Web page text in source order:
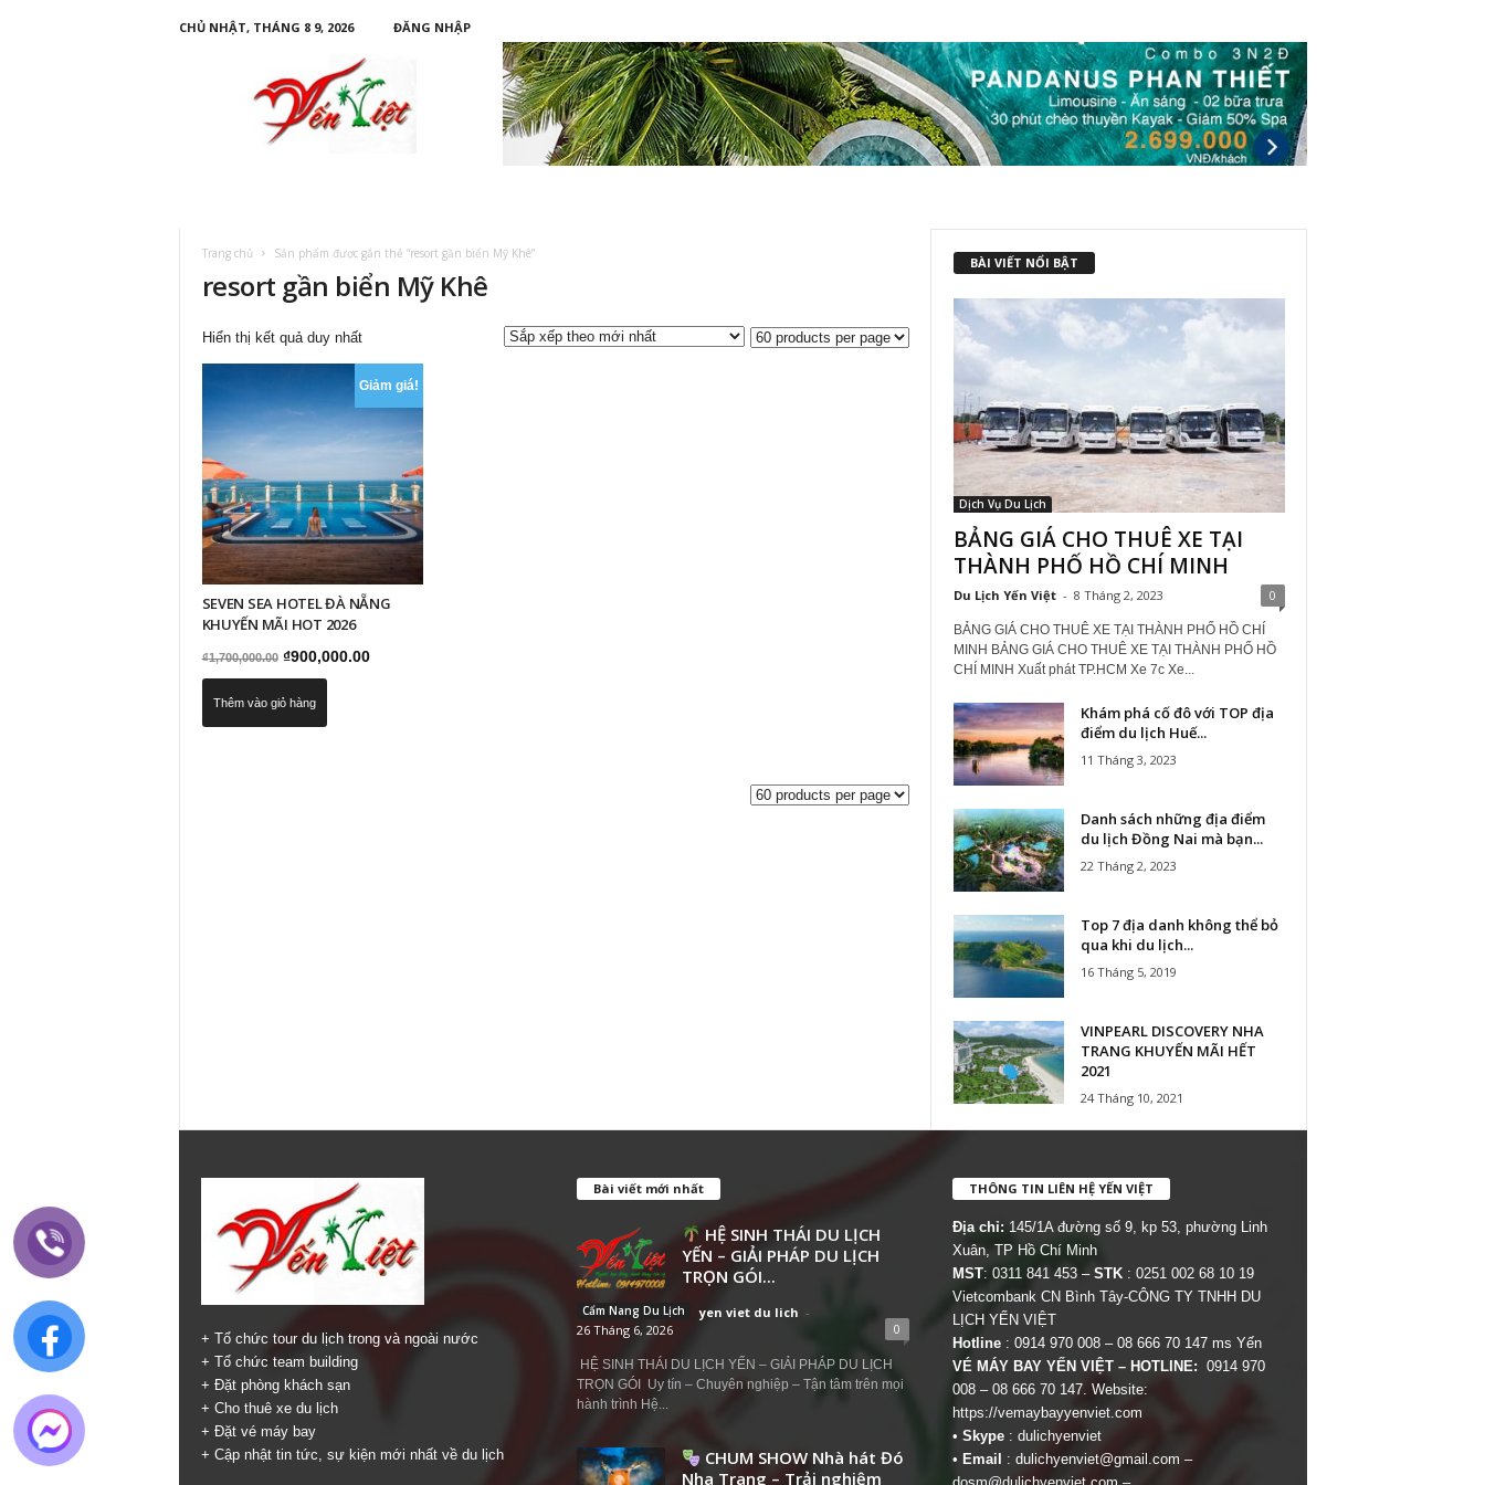
CHỦ NHẬT, THÁNG 8 9, 2026
ĐĂNG NHẬP
Trang chủ Sản phẩm được gắn thẻ “resort gần biển Mỹ Khê”
resort gần biển Mỹ Khê
Hiển thị kết quả duy nhất
Giảm giá!
SEVEN SEA HOTEL ĐÀ NẴNG
KHUYẾN MÃI HOT 2026
₫1,700,000.00 Giá
gốc
là:
₫900,000.00Giá
Thêm vào giỏ hàng
BÀI VIẾT NỔI BẬT
Dịch Vụ Du Lịch
BẢNG GIÁ CHO THUÊ XE TẠI
THÀNH PHỐ HỒ CHÍ MINH
Du Lịch Yến Việt - 8 Tháng 2, 2023 0
BẢNG GIÁ CHO THUÊ XE TẠI THÀNH PHỐ HỒ CHÍ
MINH BẢNG GIÁ CHO THUÊ XE TẠI THÀNH PHỐ HỒ
CHÍ MINH Xuất phát TP.HCM Xe 7c Xe...
Khám phá cố đô với TOP địa
điểm du lịch Huế...
11 Tháng 3, 2023
Danh sách những địa điểm
du lịch Đồng Nai mà bạn...
22 Tháng 2, 2023
Top 7 địa danh không thể bỏ
qua khi du lịch...
16 Tháng 5, 2019
VINPEARL DISCOVERY NHA
TRANG KHUYẾN MÃI HẾT
2021
24 Tháng 10, 2021
+ Tổ chức tour du lịch trong và ngoài nước
+ Tổ chức team building
+ Đặt phòng khách sạn
+ Cho thuê xe du lịch
+ Đặt vé máy bay
+ Cập nhật tin tức, sự kiện mới nhất về du lịch
Bài viết mới nhất
HỆ SINH THÁI DU LỊCH
YẾN – GIẢI PHÁP DU LỊCH
TRỌN GÓI...
Cẩm Nang Du Lịch yen viet du lich -
26 Tháng 6, 2026
0
HỆ SINH THÁI DU LỊCH YẾN – GIẢI PHÁP DU LỊCH
TRỌN GÓI Uy tín – Chuyên nghiệp – Tận tâm trên mọi
hành trình Hệ...
CHUM SHOW Nhà hát Đó
Nha Trang – Trải nghiệm
THÔNG TIN LIÊN HỆ YẾN VIỆT
Địa chỉ: 145/1A đường số 9, kp 53, phường Linh
Xuân, TP Hồ Chí Minh
MST: 0311 841 453 – STK: 0251 002 68 10 19
Vietcombank CN Bình Tây-CÔNG TY TNHH DU
LỊCH YẾN VIỆT
Hotline : 0914 970 008 – 08 666 70 147 ms Yến
VÉ MÁY BAY YẾN VIỆT – HOTLINE: 0914 970
008 – 08 666 70 147. Website:
https://vemaybayyenviet.com
• Skype: dulichyenviet
• Email : dulichyenviet@gmail.com –